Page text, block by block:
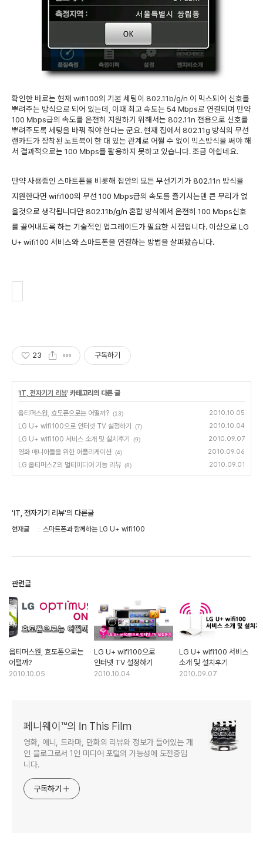
확인한 바로는 현재 wifi100의 기본 세팅이 802.11b/g/n 이 믹스되어 신호를
뿌려주는 방식으로 되어 있는데, 이때 최고 속도는 54 Mbps로 연결되며 만약
100 Mbps급의 속도를 온전히 지원하기 위해서는 802.11n 전용으로 신호를
뿌려주도록 세팅을 바꿔 줘야 한다는 군요. 현재 집에서 802.11g 방식의 무선
랜카드가 장착된 노트북이 한 대 있는 관계로 어쩔 수 없이 믹스방식을 써야 해
서 결과적으로는 100 Mbps를 활용하지 못하고 있습니다. 조금 아쉽네요.
만약 사용중인 스마트폰을 비롯해 집안의 모든 무선기기가 802.11n 방식을
지원한다면 wifi100의 무선 100 Mbps급의 속도를 즐기시는덴 큰 무리가 없
을것으로 생각됩니다만 802.11b/g/n 혼합 방식에서 온전히 100 Mbps신호
를 끌어내도록 하는 기술적인 업그레이드가 필요한 시점입니다. 이상으로 LG
U+ wifi100 서비스와 스마트폰을 연결하는 방법을 살펴봤습니다.
23 구독하기
'IT, 전자기기 리뷰' 카테고리의 다른 글
옵티머스원, 효도폰으로는 어떨까? (13) 2010.10.05
LG U+ wifi100으로 인터넷 TV 설정하기 (7) 2010.10.04
LG U+ wifi100 서비스 소개 및 설치후기 (9) 2010.09.07
영화 매니아들을 위한 어플리케이션 (4) 2010.09.06
LG 옵티머스Z의 멀티미디어 기능 리뷰 (8) 2010.09.01
'IT, 전자기기 리뷰'의 다른글
현재글 스마트폰과 함께하는 LG U+ wifi100
관련글
옵티머스원, 효도폰으로는
어떨까?
2010.10.05
LG U+ wifi100으로
인터넷 TV 설정하기
2010.10.04
LG U+ wifi100 서비스
소개 및 설치후기
2010.09.07
페니웨이™의 In This Film
영화, 애니, 드라마, 만화의 리뷰와 정보가 들어있는 개
인 블로그로서 1인 미디어 포털의 가능성에 도전중입
니다.
구독하기